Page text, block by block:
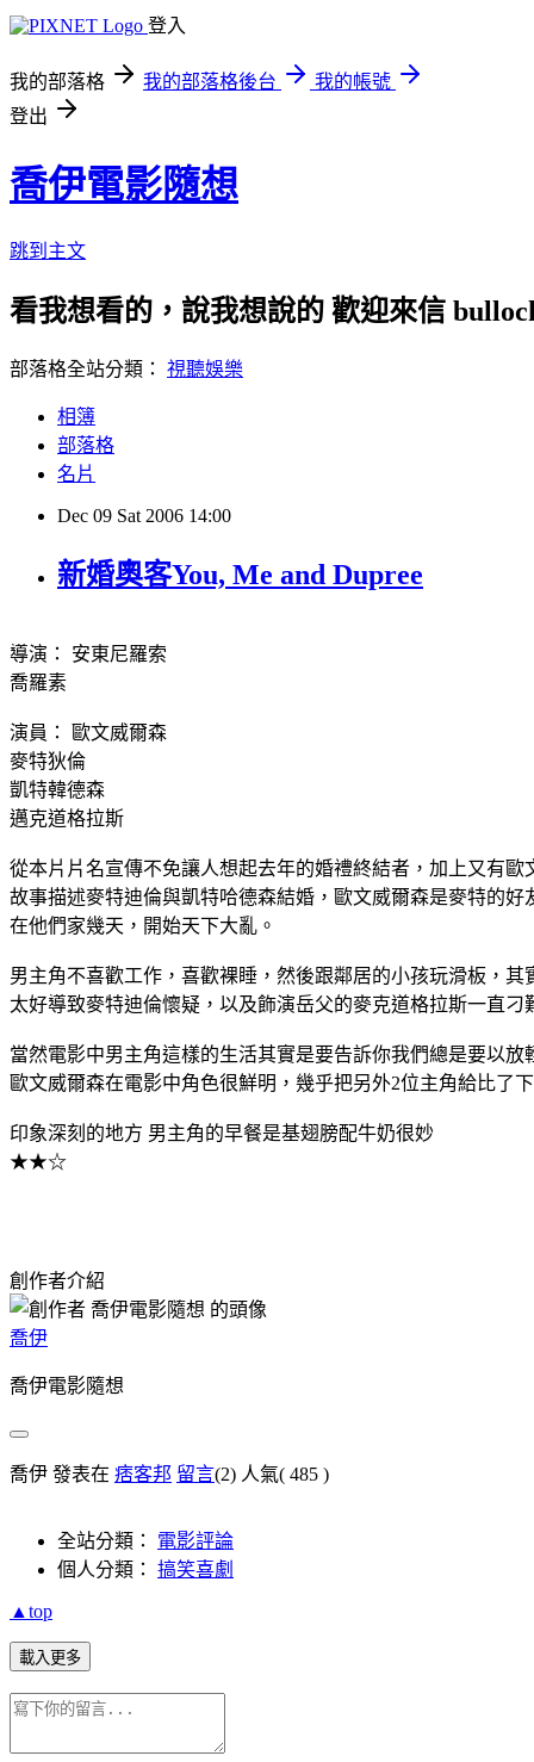
登入
我的部落格 我的部落格後台
我的帳號
登出
喬伊電影隨想
跳到主文
看我想看的，說我想說的 歡迎來信
部落格全站分類： 視聽娛樂
相簿
部落格
名片
Dec 09 Sat 2006 14:00
新婚奧客You, Me and Dupree
導演： 安東尼羅索
喬羅素
演員： 歐文威爾森
麥特狄倫
凱特韓德森
邁克道格拉斯
從本片片名宣傳不免讓人想起去年的婚禮終結者，加上又有歐
故事描述麥特迪倫與凱特哈德森結婚，歐文威爾森是麥特的
在他們家幾天，開始天下大亂。
男主角不喜歡工作，喜歡裸睡，然後跟鄰居的小孩玩滑板，
太好導致麥特迪倫懷疑，以及飾演岳父的麥克道格拉斯一直
當然電影中男主角這樣的生活其實是要告訴你我們總是要以
歐文威爾森在電影中角色很鮮明，幾乎把另外2位主角給比了
印象深刻的地方 男主角的早餐是基翅膀配牛奶很妙
★★☆
創作者介紹
喬伊
喬伊電影隨想
喬伊 發表在 痞客邦 留言(2) 人氣( 485 )
全站分類： 電影評論
個人分類： 搞笑喜劇
▲top
載入更多